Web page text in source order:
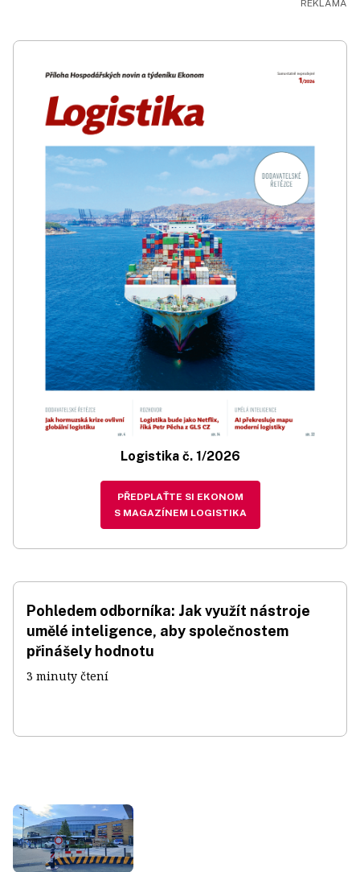
Logistika č. 1/2026
PŘEDPLAŤTE SI EKONOM
S MAGAZÍNEM LOGISTIKA
Pohledem odborníka: Jak využít nástroje
umělé inteligence, aby společnostem
přinášely hodnotu
3 minuty čtení